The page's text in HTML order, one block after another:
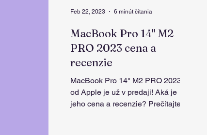
MacBook Pro 14" M2
PRO 2023 cena a
recenzie
MacBook Pro 14" M2 PRO 2023
od Apple je už v predaji! Aká je
jeho cena a recenzie? Prečítajte si
Feb 22, 2023 6 minút čítania